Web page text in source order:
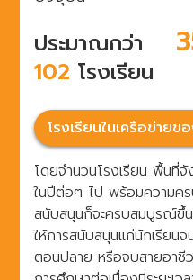
ประมาณกว่า
102 โรงเรียน
โรงเรียนในเครือข่ายขอ
โดยจำนวนโรงเรียน พื้นที่
ในปีต่อๆ ไป พร้อมความค
สนับสนุนก็จะครบสมบูรณ์ขึ้
ให้การสนับสนุนแก่นักเรียน
ตอนปลาย หรือจบสายอาชี